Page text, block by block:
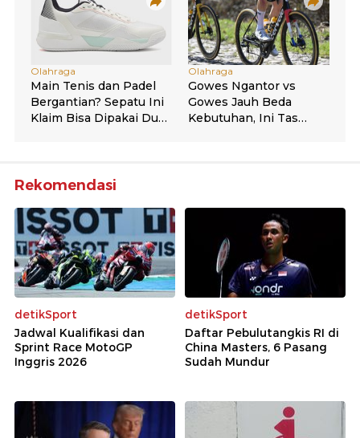
Rekomendasi
detikSport
Jadwal Kualifikasi dan
Sprint Race MotoGP
Inggris 2026
detikSport
Daftar Pebulutangkis RI di
China Masters, 6 Pasang
Sudah Mundur